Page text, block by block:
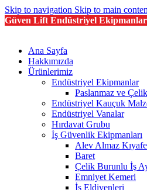
Skip to navigation Skip to main
Güven Lift Endüstriyel Ekipmanlar
Ana Sayfa
Hakkımızda
Ürünlerimiz
Endüstriyel Ekipmanlar
Paslanmaz ve
Endüstriyel Kauçuk
Endüstriyel Vanalar
Hırdavat Grubu
İş Güvenlik Ekipmanları
Alev Almaz
Baret
Çelik Burunlu İş
Emniyet Kemeri
İş Eldivenleri